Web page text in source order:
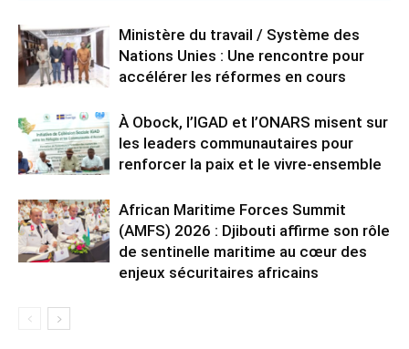
Ministère du travail / Système des
Nations Unies : Une rencontre pour
accélérer les réformes en cours
À Obock, l’IGAD et l’ONARS misent sur
les leaders communautaires pour
renforcer la paix et le vivre-ensemble
African Maritime Forces Summit
(AMFS) 2026 : Djibouti affirme son rôle
de sentinelle maritime au cœur des
enjeux sécuritaires africains